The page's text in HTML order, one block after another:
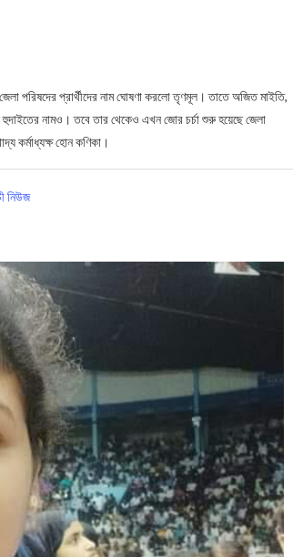
জেলা পরিষদের প্রার্থীদের নাম ঘোষণা করলো তৃণমূল। তাতে অজিত মাইতি,
হুদাইতের নামও। তবে তার থেকেও এখন জোর চর্চা শুরু হয়েছে জেলা
কর্মাধ্যক্ষ হোন কণিকা।
নিউজ